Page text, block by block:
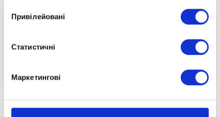
Привілейовані
Статистичні
Маркетингові